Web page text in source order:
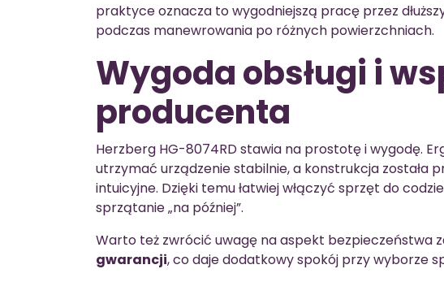
praktyce oznacza to wygodniejszą pracę przez
podczas manewrowania po różnych powierzchniach.
Wygoda obsługi i
producenta
Herzberg HG-8074RD stawia na prostotę i wygodę.
utrzymać urządzenie stabilnie, a konstrukcja została
intuicyjne. Dzięki temu łatwiej włączyć sprzęt do
sprzątanie „na później”.
Warto też zwrócić uwagę na aspekt bezpieczeństwa
gwarancji, co daje dodatkowy spokój przy wyborze